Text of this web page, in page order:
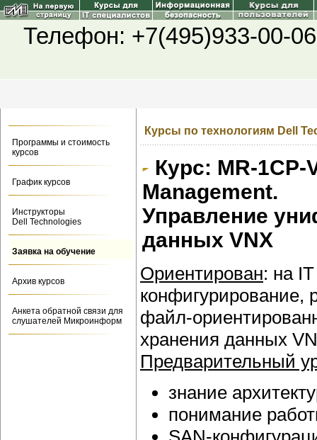
Телефон: +7(495)933-00-
Программы и стоимость
курсов
График курсов
Инструкторы
Dell Technologies
Заявка на обучение
Архив курсов
Анкета обратной связи для
слушателей Микроинформ
Курсы по технологиям Dell
Курс: MR-1CP-
Management.
Управление
данных VNX
Ориентирован: на
конфигурирование,
файл-
хранения данных
Предварительный
знание
понимание